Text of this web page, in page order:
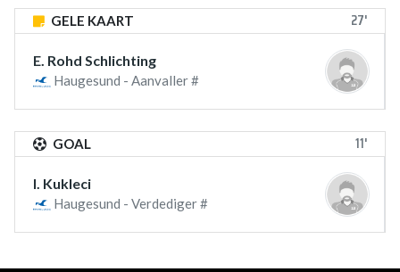
GELE KAART 27'
E. Rohd Schlichting
Haugesund - Aanvaller #
GOAL 11'
I. Kukleci
Haugesund - Verdediger #